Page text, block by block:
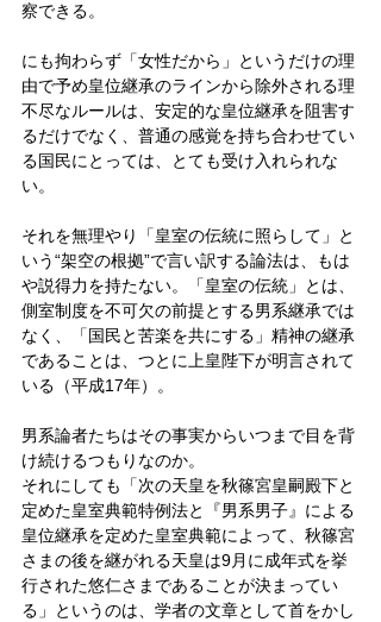
察できる。
にも拘わらず「女性だから」というだけの理
由で予め皇位継承のラインから除外される理
不尽なルールは、安定的な皇位継承を阻害す
るだけでなく、普通の感覚を持ち合わせてい
る国民にとっては、とても受け入れられな
い。
それを無理やり「皇室の伝統に照らして」と
いう“架空の根拠”で言い訳する論法は、もは
や説得力を持たない。「皇室の伝統」とは、
側室制度を不可欠の前提とする男系継承では
なく、「国民と苦楽を共にする」精神の継承
であることは、つとに上皇陛下が明言されて
いる（平成17年）。
男系論者たちはその事実からいつまで目を背
け続けるつもりなのか。
それにしても「次の天皇を秋篠宮皇嗣殿下と
定めた皇室典範特例法と『男系男子』による
皇位継承を定めた皇室典範によって、秋篠宮
さまの後を継がれる天皇は9月に成年式を挙
行された悠仁さまであることが決まってい
る」というのは、学者の文章として首をかし